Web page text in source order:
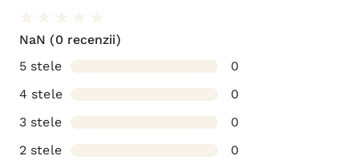
NaN (0 recenzii)
5 stele
0
4 stele
0
3 stele
0
2 stele
0